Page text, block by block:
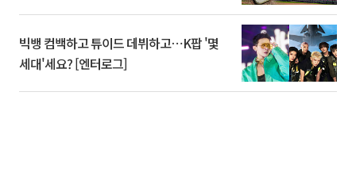
빅뱅 컴백하고 튜이드 데뷔하고⋯K팝 '몇
세대'세요? [엔터로그]